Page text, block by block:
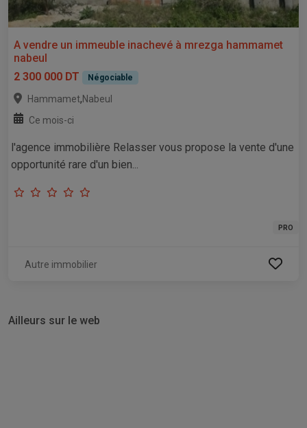
A vendre un immeuble inachevé à mrezga hammamet
nabeul
2 300 000 DT
Négociable
Hammamet,Nabeul
Ce mois-ci
l'agence immobilière Relasser vous propose la vente d'une
opportunité rare d'un bien...
PRO
Autre immobilier
Ailleurs sur le web